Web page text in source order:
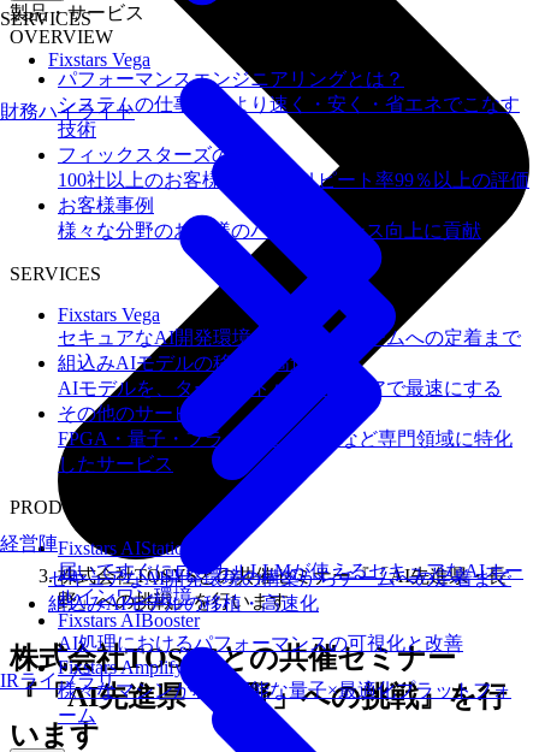
製品・サービス
OVERVIEW
パフォーマンスエンジニアリングとは？
システムの仕事を、より速く・安く・省エネでこなす
技術
フィックスターズの​強み
100社以上のお客様を支援しリピート率99％以上の評価
お客様事例
様々な分野のお客様のパフォーマンス向上に貢献
SERVICES
Fixstars Vega
セキュアなAI開発環境の構築からチームへの定着まで
組込みAIモデルの移植・高速化
AIモデルを、ターゲットハードウェアで最速にする
その他のサービス
FPGA・量子・フラッシュメモリなど専門領域に特化
したサービス
PRODUCTS
Fixstars AIStation
届いてすぐにローカルLLMが使えるセキュアなAIオー
ルインワン環境
Fixstars AIBooster
AI処理におけるパフォーマンスの可視化と改善
Fixstars Amplify
様々なマシンが利用可能な量子×最適化プラットフォ
ーム
経営陣
SERVICES
Fixstars Vega
セキュアなAI開発環境の構築からチームへの定着まで
組込みAIモデルの移植・高速化
財務ハイライト
IRライブラリ
株式会社TOSYSとの共催セミナー『「AI先進県・長
野」への挑戦』を行います
株式会社TOSYSとの共催セミナー
『「AI先進県・長野」への挑戦』を行
います